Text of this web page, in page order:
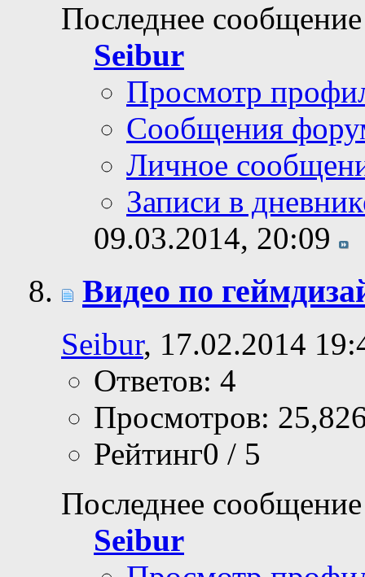
Последнее
Seibur
Просмотр
Сообщения
Личное
Записи в
09.03.2014, 20:09
Видео по
Seibur, 17.02.2014
Ответов: 4
Просмотров:
Рейтинг0 / 5
Последнее
Seibur